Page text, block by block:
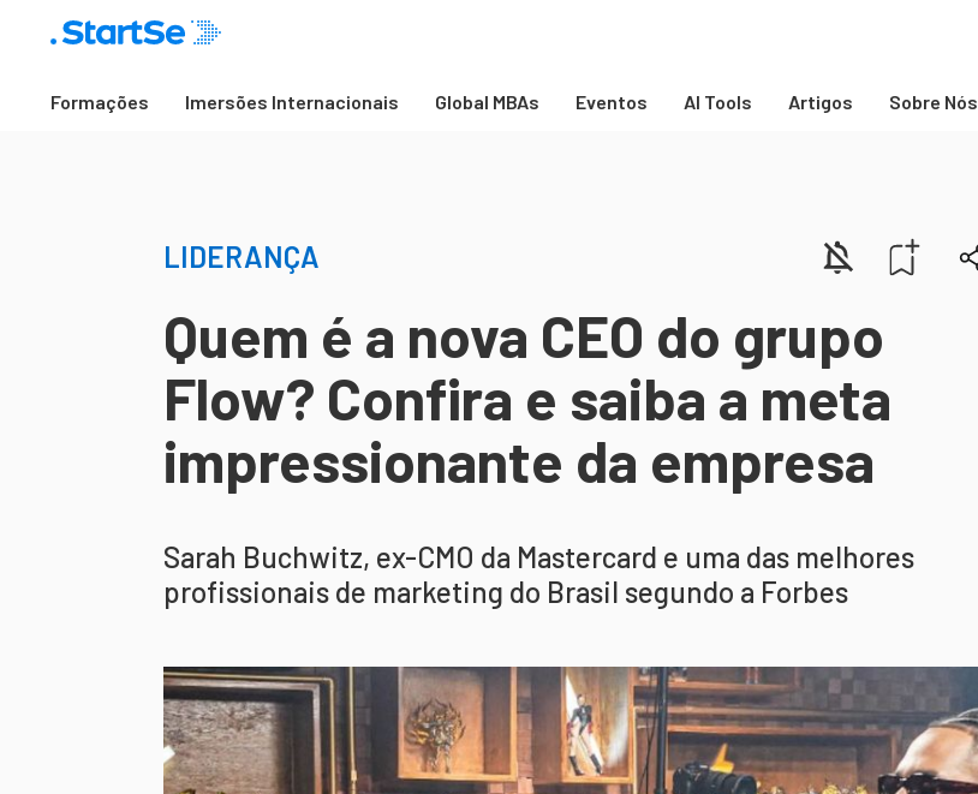
Formações Imersões Internacionais Global MBAs Eventos AI Tools Artigos Sobre Nós
LIDERANÇA
Quem é a nova CEO do grupo
Flow? Confira e saiba a meta
impressionante da empresa
Sarah Buchwitz, ex-CMO da Mastercard e uma das melhores
profissionais de marketing do Brasil segundo a Forbes